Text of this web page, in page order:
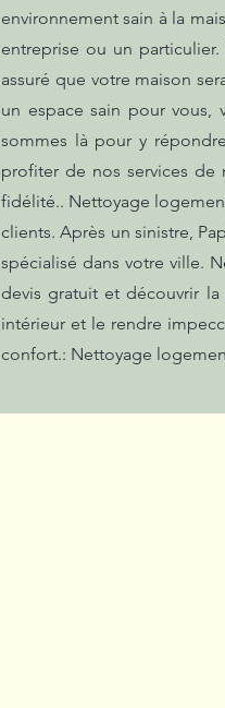
environnement sain à la
entreprise ou un
assuré que votre maison
un espace sain pour vous,
sommes là pour y
profiter de nos services de
fidélité.. Nettoyage
clients. Après un sinistre,
spécialisé dans votre ville.
devis gratuit et découvrir
intérieur et le rendre
confort.: Nettoyage